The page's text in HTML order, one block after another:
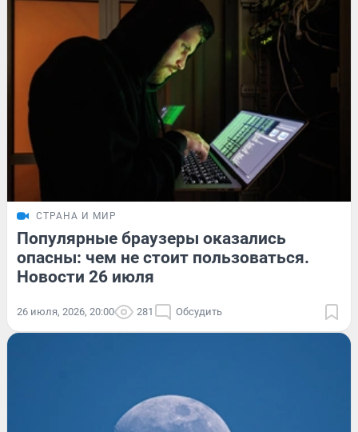
СТРАНА И МИР
Популярные браузеры оказались
опасны: чем не стоит пользоваться.
Новости 26 июля
26 июля, 2026, 20:00 281 Обсудить